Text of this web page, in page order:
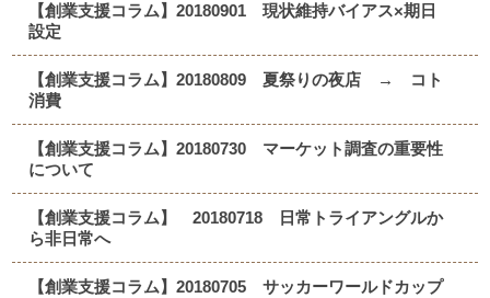
【創業支援コラム】20180901 現状維持バイアス×期日
設定
【創業支援コラム】20180809 夏祭りの夜店 → コト
消費
【創業支援コラム】20180730 マーケット調査の重要性
について
【創業支援コラム】 20180718 日常トライアングルか
ら非日常へ
【創業支援コラム】20180705 サッカーワールドカップ